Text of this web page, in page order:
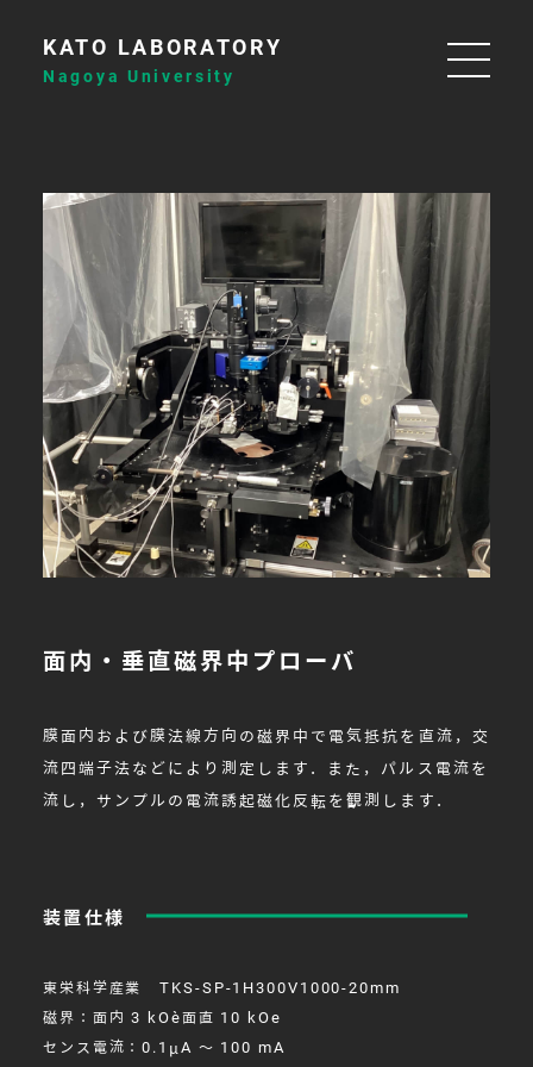
KATO LABORATORY
Nagoya University
面内・垂直磁界中プローバ
膜面内および膜法線方向の磁界中で電気抵抗を直流，交
流四端子法などにより測定します．また，パルス電流を
流し，サンプルの電流誘起磁化反転を観測します．
装置仕様
東栄科学産業 TKS-SP-1H300V1000-20mm
磁界：面内 3 kOe，面直 10 kOe
センス電流：0.1μA ～ 100 mA